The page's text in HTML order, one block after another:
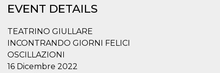
EVENT DETAILS
TEATRINO GIULLARE
INCONTRANDO GIORNI FELICI
OSCILLAZIONI
16 Dicembre 2022
functionality such as user login and account
management. The website cannot be used
Name
Domain
cf_clearance